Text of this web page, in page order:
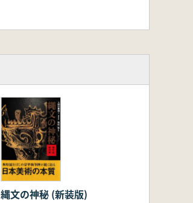
縄文の神秘 (新装版)